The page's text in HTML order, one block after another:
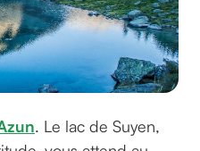
. Le lac de Suyen,